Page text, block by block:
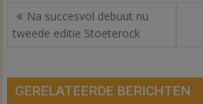
Bericht
navigatie
Na succesvol debuut nu
tweede editie Stoeterock
GERELATEERDE BERICHTEN